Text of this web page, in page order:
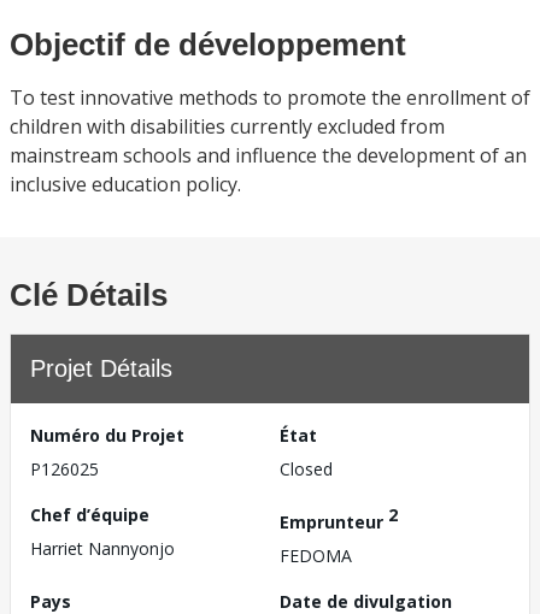
Objectif de développement
To test innovative methods to promote the enrollment of
children with disabilities currently excluded from
mainstream schools and influence the development of an
inclusive education policy.
Clé Détails
Projet Détails
Numéro du Projet
P126025
État
Closed
Chef d’équipe
Harriet Nannyonjo
Emprunteur 2
FEDOMA
Pays
Date de divulgation